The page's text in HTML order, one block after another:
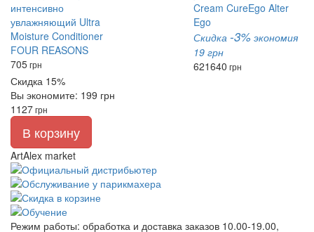
705грн
Скидка-3% экономия
19 грн
621640 грн
Скидка 15%
Вы экономите: 199 грн
1127грн
В корзину
ArtAlex market
Режим работы: обработка и доставка заказов 10.00-19.00,